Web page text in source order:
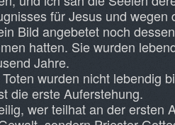
für Jesus und wegen
Bild angebetet noch
hatten. Sie wurden
Jahre.
wurden nicht lebendig
die erste Auferstehung.
wer teilhat an der ersten